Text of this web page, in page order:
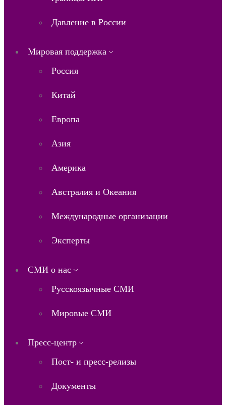
Давление в России
Мировая поддержка
Россия
Китай
Европа
Азия
Америка
Австралия и Океания
Международные организации
Эксперты
СМИ о нас
Русскоязычные СМИ
Мировые СМИ
Пресс-центр
Пост- и пресс-релизы
Документы